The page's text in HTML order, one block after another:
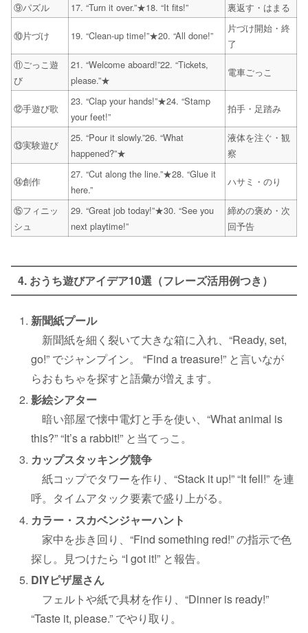
⑨パズル
17. “Turn it over.”★18. “It fits!” 裏返す・はまる
⑩片づけ 19. “Clean‑up time!”★20. “All done!”
片づけ開始・終
了
⑪ごっこ遊
び
21. “Welcome aboard!”22. “Tickets,
please.”★
電車ごっこ
⑫手遊び歌
23. “Clap your hands!”★24. “Stamp
your feet!”
拍手・足踏み
⑬実験遊び
25. “Pour it slowly.”26. “What
happened?”★
液体を注ぐ・観
察
⑭創作
27. “Cut along the line.”★28. “Glue it
here.”
ハサミ・のり
⑮フィニッ
シュ
29. “Great job today!”★30. “See you
next playtime!”
締めの褒め・次
回予告
4. おうち遊びアイデア10選（フレーズ活用例つき）
新聞紙プール
新聞紙を細く裂いて大きな箱に入れ、“Ready, set,
go!” でジャンプイン。 “Find a treasure!” と言いなが
らおもちゃを探すと語彙が増えます。
影絵シアター
暗い部屋で懐中電灯と手を使い、“What animal is
this?” “It’s a rabbit!” と当てっこ。
カップスタッキング競争
紙コップでタワーを作り、“Stack it up!” “It fell!” を連
呼。タイムアタック要素で盛り上がる。
カラー・スカベンジャーハント
家中を歩き回り、“Find something red!” の指示で色
探し。見つけたら “I got it!” と報告。
DIYピザ屋さん
フェルトや紙で具材を作り、“Dinner is ready!”
“Taste it, please.” でやり取り。